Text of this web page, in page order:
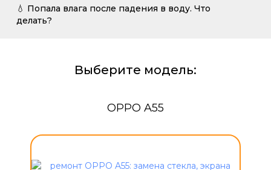
💧 Попала влага после падения в воду. Что
делать?
Выберите модель:
OPPO A55